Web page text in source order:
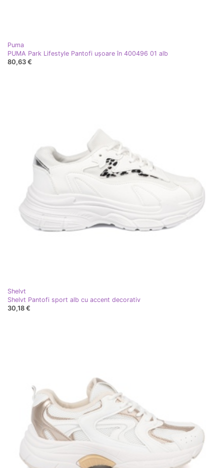
Puma
PUMA Park Lifestyle Pantofi ușoare în 400496 01 alb
80,63 €
Shelvt
Shelvt Pantofi sport alb cu accent decorativ
30,18 €